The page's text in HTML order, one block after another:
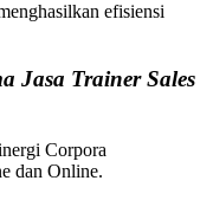
efisiensi
Jasa Trainer Sales
Corpora
dan Online.